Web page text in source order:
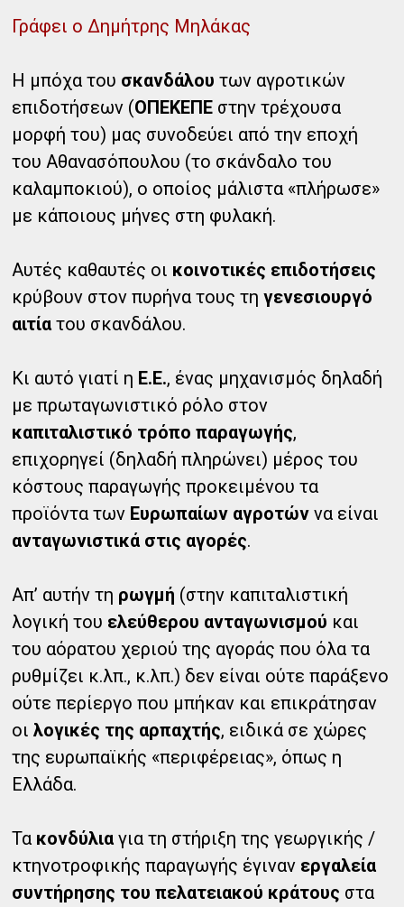
Γράφει ο Δημήτρης Μηλάκας
Η μπόχα του σκανδάλου των αγροτικών
επιδοτήσεων (ΟΠΕΚΕΠΕ στην τρέχουσα
μορφή του) μας συνοδεύει από την εποχή
του Αθανασόπουλου (το σκάνδαλο του
καλαμποκιού), ο οποίος μάλιστα «πλήρωσε»
με κάποιους μήνες στη φυλακή.
Αυτές καθαυτές οι κοινοτικές επιδοτήσεις
κρύβουν στον πυρήνα τους τηγενεσιουργό
αιτία του σκανδάλου.
Κι αυτό γιατί η Ε.Ε., ένας μηχανισμός δηλαδή
με πρωταγωνιστικό ρόλο στον
καπιταλιστικό τρόπο παραγωγής,
επιχορηγεί (δηλαδή πληρώνει) μέρος του
κόστους παραγωγής προκειμένου τα
προϊόντα των Ευρωπαίων αγροτών να είναι
ανταγωνιστικά στις αγορές.
Απ’ αυτήν τη ρωγμή (στην καπιταλιστική
λογική του ελεύθερου ανταγωνισμού και
του αόρατου χεριού της αγοράς που όλα τα
ρυθμίζει κ.λπ., κ.λπ.) δεν είναι ούτε παράξενο
ούτε περίεργο που μπήκαν και επικράτησαν
οιλογικές της αρπαχτής, ειδικά σε χώρες
της ευρωπαϊκής «περιφέρειας», όπως η
Ελλάδα.
Τα κονδύλια για τη στήριξη της γεωργικής /
κτηνοτροφικής παραγωγής έγιναν εργαλεία
συντήρησης του πελατειακού κράτους στα